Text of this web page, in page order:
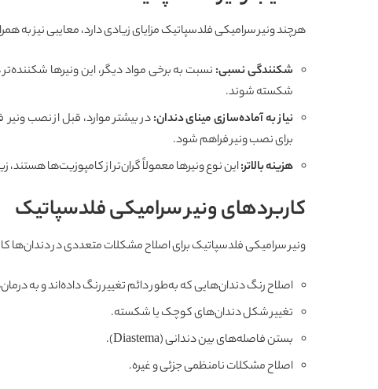
هرچند ونیر سرامیکی فلدسپاتیک مزایای زیادی دارد، معایبی نیز به
شکنندگی نسبی: نسبت به برخی مواد دیگر، این ونیرها
شکسته شوند.
نیاز به آماده‌سازی مینای دندان:در بیشتر موارد، قبل از نصب
برای نصب ونیر فراهم شود.
هزینه بالاتر:این نوع ونیرها معمولاً گران‌تر از کامپوزیت‌ها هستند،
کاربردهای ونیر سرامیکی فلدسپاتیک
ونیر سرامیکی فلدسپاتیک برای اصلاح مشکلات متعددی در دندان‌ها
اصلاح رنگ دندان‌هایی که به‌طور دائم تغییر رنگ داده‌اند و به
تغییر شکل دندان‌های کوچک یا شکسته.
بستن فاصله‌های بین دندانی (Diastema).
اصلاح مشکلات نامنظمی جزئی و غیره.